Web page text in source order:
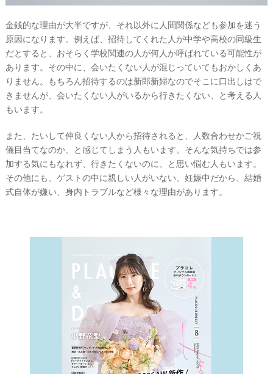
金銭的な理由が大半ですが、それ以外に人間関係なども参加を迷う
原因になります。例えば、招待してくれた人が中学や高校の同級生
だとすると、おそらく学校関連の人が何人か呼ばれている可能性が
あります。その中に、会いたくない人が混じっていてもおかしくあ
りません。もちろん招待するのは新郎新婦なのでそこに口出しはで
きませんが、会いたくない人がいるから行きたくない、と考える人
もいます。
また、たいして仲良くない人から招待されると、人数合わせかご祝
儀目当てなのか、と感じてしまう人もいます。そんな気持ちでは参
加する気にもなれず、行きたくないのに、と思い悩む人もいます。
その他にも、ゲストの中に親しい人がいない、妊娠中だから、結婚
式自体が嫌い、身内トラブルなど様々な理由があります。